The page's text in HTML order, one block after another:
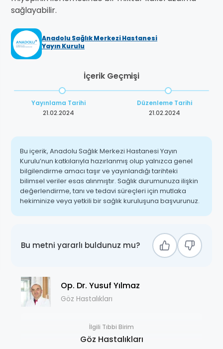
sağlayabilir.
Anadolu Sağlık Merkezi Hastanesi
Yayın Kurulu
İçerik Geçmişi
Yayınlama Tarihi
21.02.2024
Düzenleme Tarihi
21.02.2024
Bu içerik, Anadolu Sağlık Merkezi Hastanesi Yayın
Kurulu’nun katkılarıyla hazırlanmış olup yalnızca genel
bilgilendirme amacı taşır ve yayınlandığı tarihteki
bilimsel veriler esas alınmıştır. Sağlık durumunuza ilişkin
değerlendirme, tanı ve tedavi süreçleri için mutlaka
hekiminize veya yetkili bir sağlık kuruluşuna başvurunuz.
Bu metni yararlı buldunuz mu?
Op. Dr. Yusuf Yılmaz
Göz Hastalıkları
İlgili Tıbbi Birim
Göz Hastalıkları